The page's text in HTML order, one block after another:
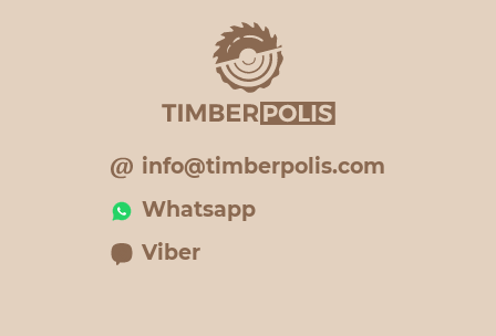
info@timberpolis.com
Whatsapp
Viber